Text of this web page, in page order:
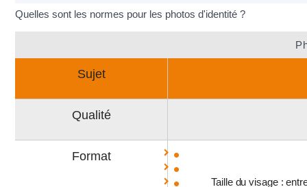
Quelles sont les normes pour les photos d'identité ?
Sujet
Qualité
Format
Taille du visage :